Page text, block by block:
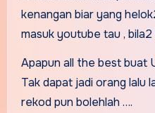
kenangan biar yang
masuk youtube tau ,
Apapun all the best buat
Tak dapat jadi orang lalu
rekod pun bolehlah ….